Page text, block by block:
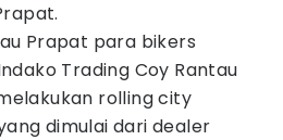
Prapat para bikers
Trading Coy Rantau
rolling city
dimulai dari dealer